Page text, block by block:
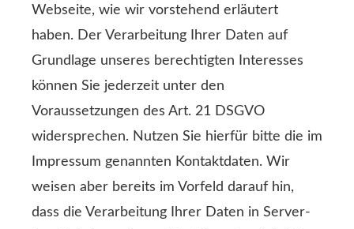
Webseite, wie wir vorstehend erläutert
haben. Der Verarbeitung Ihrer Daten auf
Grundlage unseres berechtigten Interesses
können Sie jederzeit unter den
Voraussetzungen des Art. 21 DSGVO
widersprechen. Nutzen Sie hierfür bitte die im
Impressum genannten Kontaktdaten. Wir
weisen aber bereits im Vorfeld darauf hin,
dass die Verarbeitung Ihrer Daten in Server-